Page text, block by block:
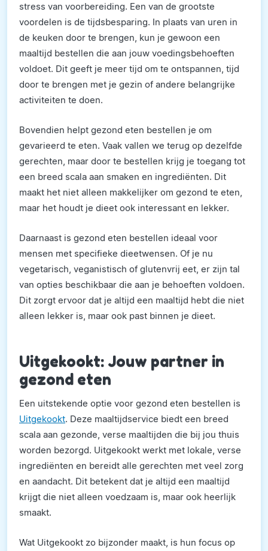
stress van voorbereiding. Een van de grootste
voordelen is de tijdsbesparing. In plaats van uren in
de keuken door te brengen, kun je gewoon een
maaltijd bestellen die aan jouw voedingsbehoeften
voldoet. Dit geeft je meer tijd om te ontspannen, tijd
door te brengen met je gezin of andere belangrijke
activiteiten te doen.
Bovendien helpt gezond eten bestellen je om
gevarieerd te eten. Vaak vallen we terug op dezelfde
gerechten, maar door te bestellen krijg je toegang tot
een breed scala aan smaken en ingrediënten. Dit
maakt het niet alleen makkelijker om gezond te eten,
maar het houdt je dieet ook interessant en lekker.
Daarnaast is gezond eten bestellen ideaal voor
mensen met specifieke dieetwensen. Of je nu
vegetarisch, veganistisch of glutenvrij eet, er zijn tal
van opties beschikbaar die aan je behoeften voldoen.
Dit zorgt ervoor dat je altijd een maaltijd hebt die niet
alleen lekker is, maar ook past binnen je dieet.
Uitgekookt: Jouw partner in
gezond eten
Een uitstekende optie voor gezond eten bestellen is
Uitgekookt. Deze maaltijdservice biedt een breed
scala aan gezonde, verse maaltijden die bij jou thuis
worden bezorgd. Uitgekookt werkt met lokale, verse
ingrediënten en bereidt alle gerechten met veel zorg
en aandacht. Dit betekent dat je altijd een maaltijd
krijgt die niet alleen voedzaam is, maar ook heerlijk
smaakt.
Wat Uitgekookt zo bijzonder maakt, is hun focus op